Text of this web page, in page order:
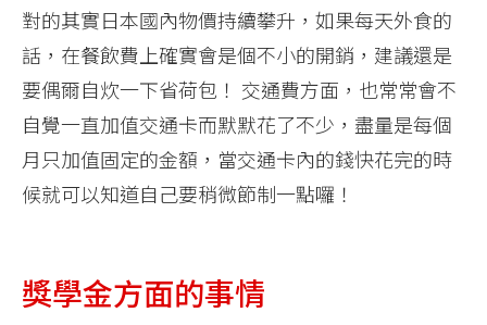
對的其實日本國內物價持續攀升，如果每天外食的
話，在餐飲費上確實會是個不小的開銷，建議還是
要偶爾自炊一下省荷包！ 交通費方面，也常常會不
自覺一直加值交通卡而默默花了不少，盡量是每個
月只加值固定的金額，當交通卡內的錢快花完的時
候就可以知道自己要稍微節制一點囉！
獎學金方面的事情